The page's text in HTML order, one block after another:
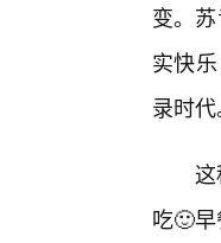
变。
实快
录时
吃🙂早